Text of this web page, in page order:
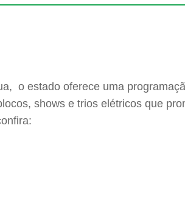
o estado oferece uma
shows e trios elétricos que